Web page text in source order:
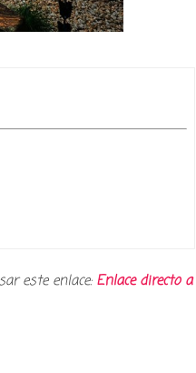
este enlace: Enlace directo a